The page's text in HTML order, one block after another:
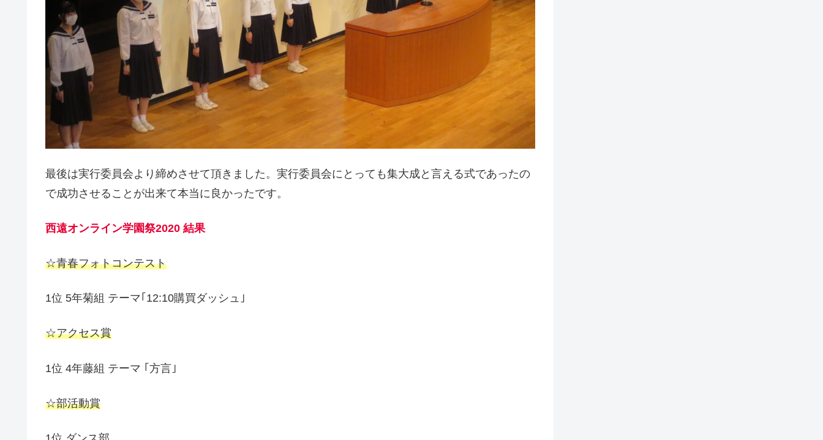
最後は実行委員会より締めさせて頂きました。実行委員会にとっても集大成と言える式であったの
で成功させることが出来て本当に良かったです。
西遠オンライン学園祭2020 結果
☆青春フォトコンテスト
1位 5年菊組 テーマ｢12:10購買ダッシュ｣
☆アクセス賞
1位 4年藤組 テーマ ｢方言｣
☆部活動賞